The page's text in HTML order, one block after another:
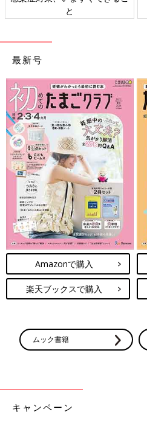
と
最新号
Amazonで購入
楽天ブックスで購入
ムック書籍
キャンペーン